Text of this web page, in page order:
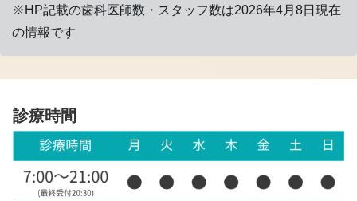
※HP記載の歯科医師数・スタッフ数は2026年4月8日現在
の情報です
診療時間